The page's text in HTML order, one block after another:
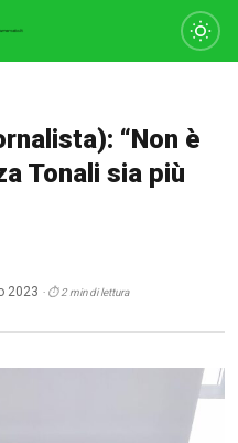
“Non è
Tonali sia più
2023 · ⏱ 2 min di lettura